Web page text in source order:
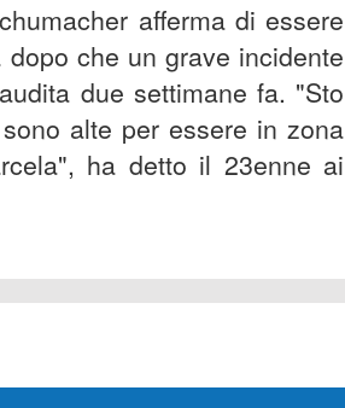
afferma di essere
che un grave incidente
due settimane fa. "Sto
alte per essere in zona
ha detto il 23enne ai